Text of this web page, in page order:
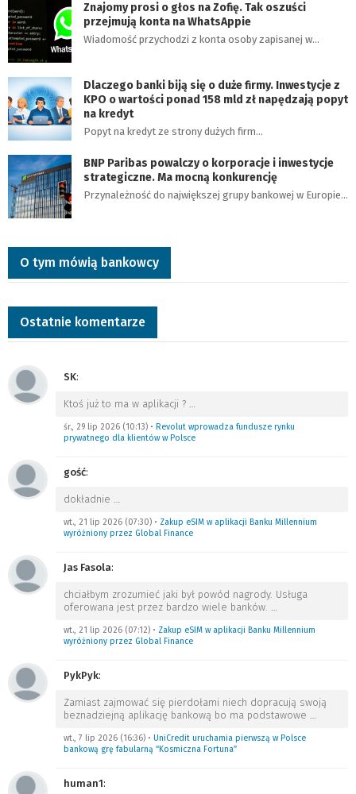
Znajomy prosi o głos na Zofię. Tak oszuści
przejmują konta na WhatsAppie
Wiadomość przychodzi z konta osoby zapisanej w…
Dlaczego banki biją się o duże firmy. Inwestycje z
KPO o wartości ponad 158 mld zł napędzają popyt
na kredyt
Popyt na kredyt ze strony dużych firm…
BNP Paribas powalczy o korporacje i inwestycje
strategiczne. Ma mocną konkurencję
Przynależność do największej grupy bankowej w Europie…
O tym mówią bankowcy
Ostatnie komentarze
SK:
Ktoś już to ma w aplikacji ? …
śr., 29 lip 2026 (10:13) • Revolut wprowadza fundusze rynku
prywatnego dla klientów w Polsce
gość:
dokładnie …
wt., 21 lip 2026 (07:30) • Zakup eSIM w aplikacji Banku Millennium
wyróżniony przez Global Finance
Jas Fasola:
chciałbym zrozumieć jaki był powód nagrody. Usługa
oferowana jest przez bardzo wiele banków. …
wt., 21 lip 2026 (07:12) • Zakup eSIM w aplikacji Banku Millennium
wyróżniony przez Global Finance
PykPyk:
Zamiast zajmować się pierdołami niech dopracują swoją
beznadziejną aplikację bankową bo ma podstawowe …
wt., 7 lip 2026 (16:36) • UniCredit uruchamia pierwszą w Polsce
bankową grę fabularną “Kosmiczna Fortuna”
human1: